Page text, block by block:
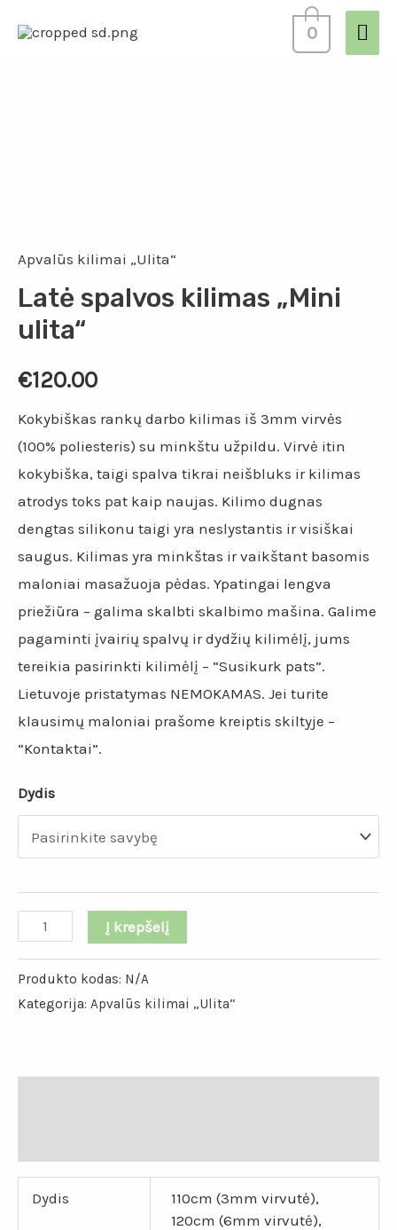
0
Apvalūs kilimai „Ulita“
Latė spalvos kilimas „Mini
ulita“
€120.00
Kokybiškas rankų darbo kilimas iš 3mm virvės
(100% poliesteris) su minkštu užpildu. Virvė itin
kokybiška, taigi spalva tikrai neišbluks ir kilimas
atrodys toks pat kaip naujas. Kilimo dugnas
dengtas silikonu taigi yra neslystantis ir visiškai
saugus. Kilimas yra minkštas ir vaikštant basomis
maloniai masažuoja pėdas. Ypatingai lengva
priežiūra – galima skalbti skalbimo mašina. Galime
pagaminti įvairių spalvų ir dydžių kilimėlį, jums
tereikia pasirinkti kilimėlį – “Susikurk pats”.
Lietuvoje pristatymas NEMOKAMAS. Jei turite
klausimų maloniai prašome kreiptis skiltyje –
“Kontaktai”.
Dydis
Į krepšelį
Produkto kodas: N/A
Kategorija: Apvalūs kilimai „Ulita“
Dydis
110cm (3mm virvutė),
120cm (6mm virvutė),